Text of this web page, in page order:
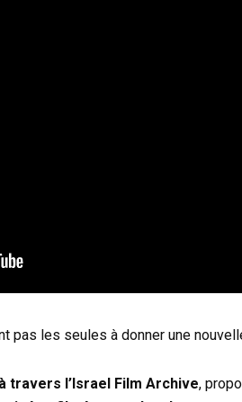
pas les seules à donner une
travers l’Israel Film Archive,